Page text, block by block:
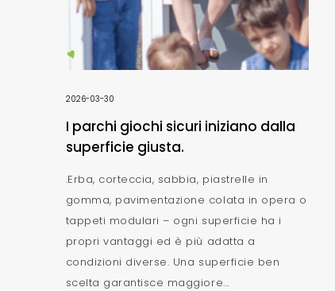
2026-03-30
I parchi giochi sicuri iniziano dalla
superficie giusta.
.Erba, corteccia, sabbia, piastrelle in
gomma, pavimentazione colata in opera o
tappeti modulari – ogni superficie ha i
propri vantaggi ed è più adatta a
condizioni diverse. Una superficie ben
scelta garantisce maggiore...